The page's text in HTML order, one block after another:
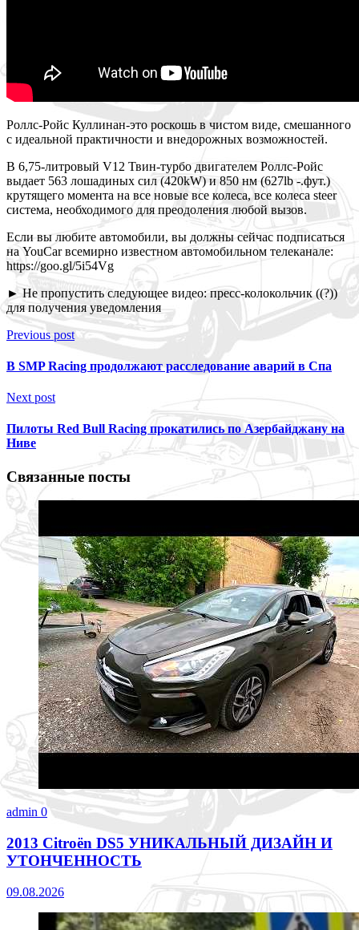
Роллс-Ройс Куллинан-это роскошь в чистом виде, смешанного
с идеальной практичности и внедорожных возможностей.
В 6,75-литровый V12 Твин-турбо двигателем Роллс-Ройс
выдает 563 лошадиных сил (420kW) и 850 нм (627lb -.фут.)
крутящего момента на все новые все колеса, все колеса steer
система, необходимого для преодоления любой вызов.
Если вы любите автомобили, вы должны сейчас подписаться
на YouCar всемирно известном автомобильном телеканале:
https://goo.gl/5i54Vg
► Не пропустить следующее видео: пресс-колокольчик ((?))
для получения уведомления
Previous post
В SMP Racing продолжают расследование аварий в Спа
Next post
Пилоты Red Bull Racing прокатились по Азербайджану на
Ниве
Связанные посты
admin 0
2013 Citroën DS5 УНИКАЛЬНЫЙ ДИЗАЙН И
УТОНЧЕННОСТЬ
09.08.2026